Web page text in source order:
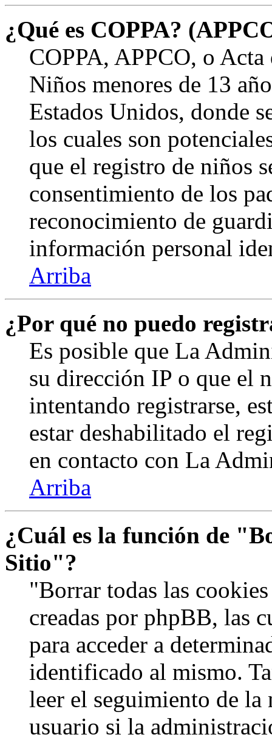
¿Qué es COPPA?
COPPA, APPCO, o
Niños menores de 13
Estados Unidos, donde
los cuales son
que el registro de niños
consentimiento de los
reconocimiento de
información personal
Arriba
¿Por qué no puedo
Es posible que La
su dirección IP o que el
intentando registrarse,
estar deshabilitado el
en contacto con La
Arriba
¿Cuál es la función de
Sitio"?
"Borrar todas las
creadas por phpBB, las
para acceder a
identificado al mismo.
leer el seguimiento de
usuario si la